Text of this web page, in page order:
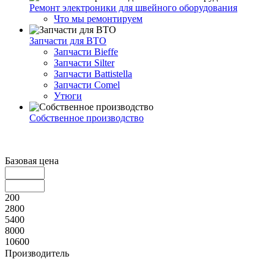
Ремонт электроники для швейного оборудования
Что мы ремонтируем
Запчасти для ВТО
Запчасти Bieffe
Запчасти Silter
Запчасти Battistella
Запчасти Comel
Утюги
Собственное производство
Базовая цена
200
2800
5400
8000
10600
Производитель